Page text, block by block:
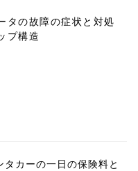
タの故障の症状と対処
プ構造
タカーの一日の保険料と